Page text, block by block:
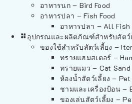
อาหารนก – Bird Food
อาหารปลา – Fish Food
อาหารปลา – All Fish
อุปกรณและผลิตภัณฑ์สำหรับสัตว์
ของใช้สำหรับสัตว์เลี้ยง –
ทรายแฮมสเตอร์ –
ทรายแมว – Cat Sand
ห้องน้ำสัตว์เลี้ยง –
ชามและเครื่องป้อน –
ของเล่นสัตว์เลี้ยง –